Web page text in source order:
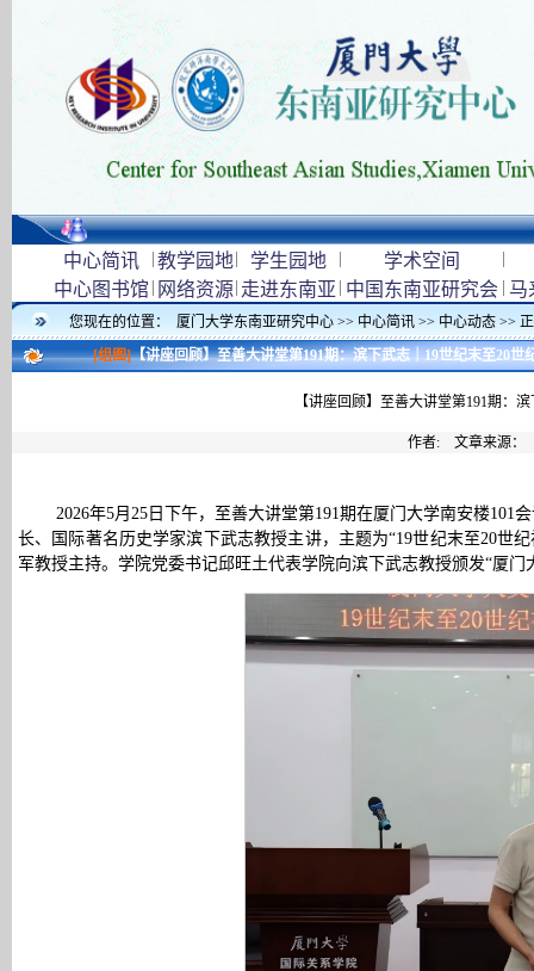
中心简讯 |教学园地| 学生园地 | 学术空间 |
中心图书馆 | 网络资源| 走进东南亚 | 中国东南亚研究会 | 马
您现在的位置： 厦门大学东南亚研究中心 >> 中心简讯 >> 中心动态 >>
[组图]【讲座回顾】至善大讲堂第191期：滨下武志｜19世纪末至20世
【讲座回顾】至善大讲堂第191期：
作者: 文章来源：
2026年5月25日下午，至善大讲堂第191期在厦门大学南安楼
长、国际著名历史学家滨下武志教授主讲，主题为“19世纪末至20世
军教授主持。学院党委书记邱旺土代表学院向滨下武志教授颁发“厦